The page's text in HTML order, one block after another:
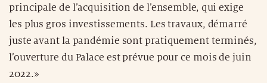
principale de l’acquisition de l’ensemble, qui exige
les plus gros investissements. Les travaux, démarré
juste avant la pandémie sont pratiquement terminés,
l’ouverture du Palace est prévue pour ce mois de juin
2022.»